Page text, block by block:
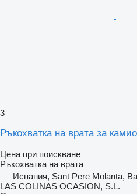
3
Ръкохватка на врата за
Цена при поискване
Ръкохватка на врата
Испания, Sant Pere Molanta,
LAS COLINAS OCASION, S.L.